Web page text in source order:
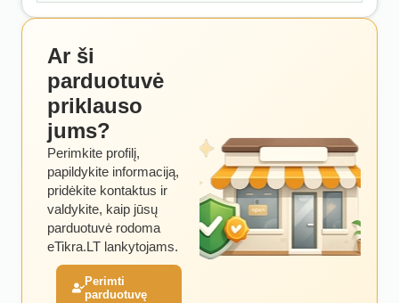
Ar ši
parduotuvė
priklauso
jums?
Perimkite profilį,
papildykite informaciją,
pridėkite kontaktus ir
valdykite, kaip jūsų
parduotuvė rodoma
eTikra.LT lankytojams.
Perimti
parduotuvę